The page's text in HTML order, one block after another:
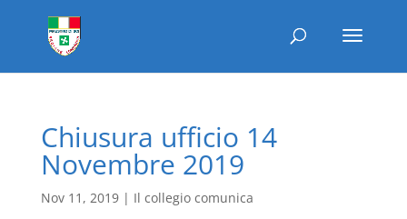
Chiusura ufficio 14
Novembre 2019
Nov 11, 2019| Il collegio comunica